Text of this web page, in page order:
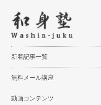
新着記事一覧
無料メール講座
動画コンテンツ